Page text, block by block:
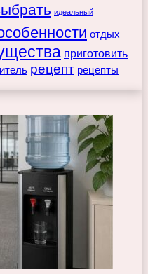
идеальный
отдых
приготовить
рецепт рецепты